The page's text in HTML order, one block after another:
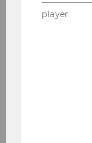
player